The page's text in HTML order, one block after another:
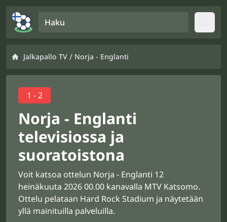
Jalkapallo TV / Norja - Englanti
1 - 2
Norja - Englanti
televisiossa ja
suoratoistona
Voit katsoa ottelun Norja - Englanti 12
heinäkuuta 2026 00.00 kanavalla MTV Katsomo.
Ottelu pelataan Hard Rock Stadium ja näytetään
yllä mainituilla palveluilla.